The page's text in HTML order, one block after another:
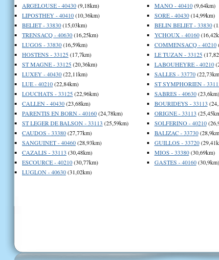
ARGELOUSE - 40430(9,18km)
LIPOSTHEY - 40410(10,36km)
BELIET - 33830(15,03km)
TRENSACQ - 40630(16,25km)
LUGOS - 33830(16,59km)
HOSTENS - 33125(17,7km)
ST MAGNE - 33125(20,36km)
LUXEY - 40430(22,11km)
LUE - 40210(22,84km)
LOUCHATS - 33125(22,96km)
CALLEN - 40430(23,68km)
PARENTIS EN BORN - 40160(24,78km)
ST LEGER DE BALSON - 33113 (25,59km)
CAUDOS - 33380(27,77km)
SANGUINET - 40460(28,93km)
CAZALIS - 33113 (30,48km)
ESCOURCE - 40210(30,77km)
LUGLON - 40630(31,02km)
MANO - 40410(9,64km)
SORE - 40430(14,99km)
BELIN BELIET - 33830
YCHOUX - 40160
COMMENSACQ - 40210
LE TUZAN - 33125
LABOUHEYRE - 40210
SALLES - 33770
ST SYMPHORIEN -
SABRES - 40630(23,6km)
BOURIDEYS - 33113
ORIGNE - 33113
SOLFERINO - 40210
BALIZAC - 33730
GUILLOS - 33720
MIOS - 33380(30,69km)
GASTES - 40160(30,9km)